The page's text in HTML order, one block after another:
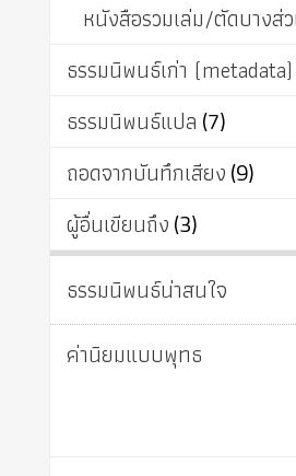
หนังสือรวมเล่ม/ตัดบางส่
ธรรมนิพนธ์เก่า (metadata)
ธรรมนิพนธ์แปล (7)
ถอดจากบันทึกเสียง(9)
ผู้อื่นเขียนถึง(3)
ธรรมนิพนธ์น่าสนใจ
ค่านิยมแบบพุทธ